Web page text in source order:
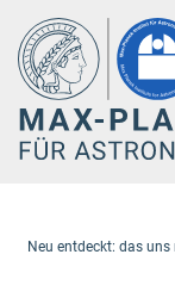
Hauptinhalt